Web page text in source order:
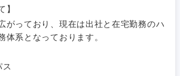
】
がっており、現在は出社と在宅勤務のハ
体系となっております。
ス